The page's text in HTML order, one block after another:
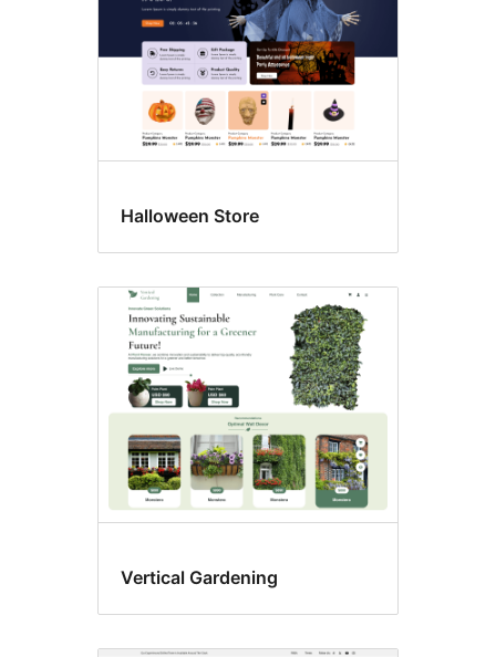
Halloween Store
Vertical Gardening